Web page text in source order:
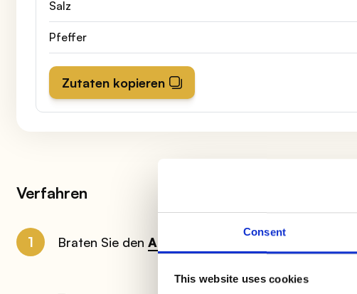
Consent
This website uses cookies
Salz
Pfeffer
Zutaten kopieren
Verfahren
1 Braten Sie den AIA Kebab in einer Pfanne mit